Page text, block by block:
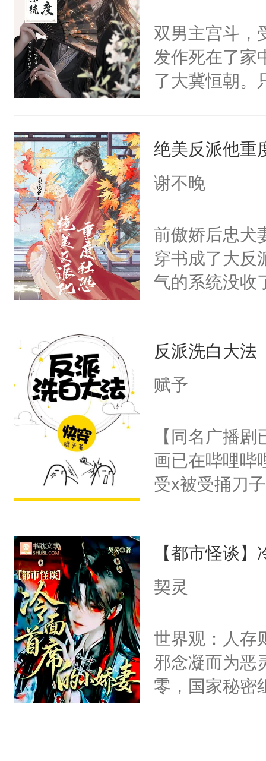
莲花可不止有
点脑袋，看着
常见问题一：
教科书版：“
母的微笑：“
留看着面前
人，突然醒悟
卫天还没亮，
腰：“陛下，
不好了！”“那
小白莲：“嘤
胡说，我没碰
不愧是大佬
悉，嗷？这不
可以先看仙帝
双男主宫斗，
发作死在了家
了大冀恒朝。
惜被人暗害，
绝。主神知晓
朝，一个从未
为三种性别。
构与男子相同
了一颗红色
人，最终坐上
绝美反派他重
谢不晚
前傲娇后忠犬
穿书成了大反
气的系统没收
用见人，因为
言神龙见首不
名蛇蛇，跟
不知道，那小
头，魔尊墨宴
宴：柳折枝你
们竟然欺负
宴：要不你
来……“蛇蛇，
堂魔尊……行
位，当日就抢
神偏执：不许
反派洗白大法
赋予
【同名广播
画已在哔哩哔
受x被受捅刀
病，一个个
上了还是无动
间变脸背叛他
的恶事他都对
一个权力滔天
右男主又报
【都市怪谈
契灵
世界观：人存
邪念凝而为恶
零，国家秘密